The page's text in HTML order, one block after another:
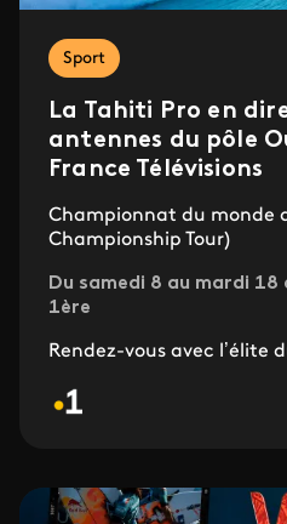
Sport
La Tahiti Pro en
antennes du pôle
France Télévisions
Championnat du monde
Championship Tour)
Du samedi 8 au mardi
1ère
Rendez-vous avec l’élite